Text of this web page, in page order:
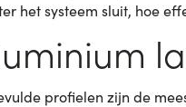
het systeem sluit, hoe
profielen zijn de